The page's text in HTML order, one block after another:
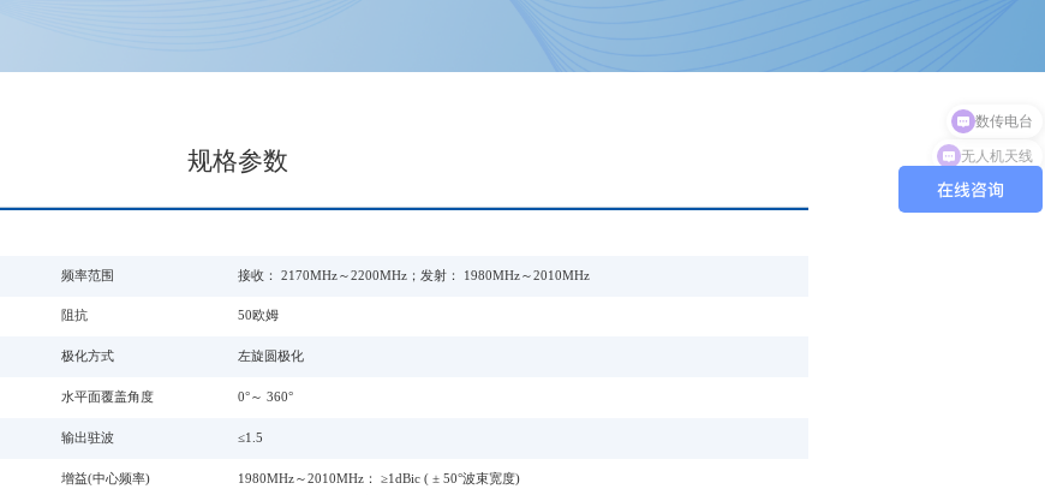
规格参数
频率范围 接收： 2170MHz～2200MHz；发射： 1980MHz～2010MHz
阻抗 50欧姆
极化方式 左旋圆极化
水平面覆盖角度 0°～ 360°
输出驻波 ≤1.5
增益(中心频率)
1980MHz～2010MHz： ≥1dBic ( ± 50°波束宽度)